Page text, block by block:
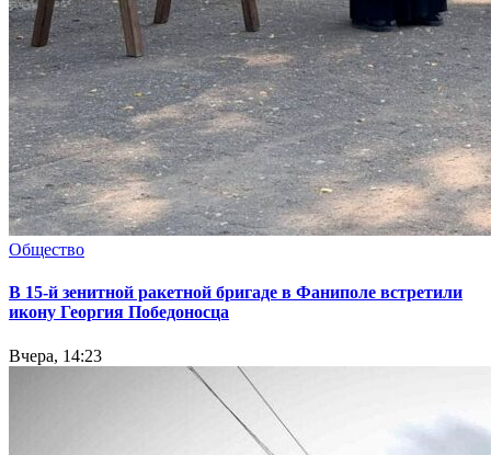
Общество
В 15-й зенитной ракетной бригаде в Фаниполе встретили
икону Георгия Победоносца
Вчера, 14:23